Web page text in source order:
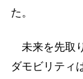
た。
未来を先取
ダモビリティ